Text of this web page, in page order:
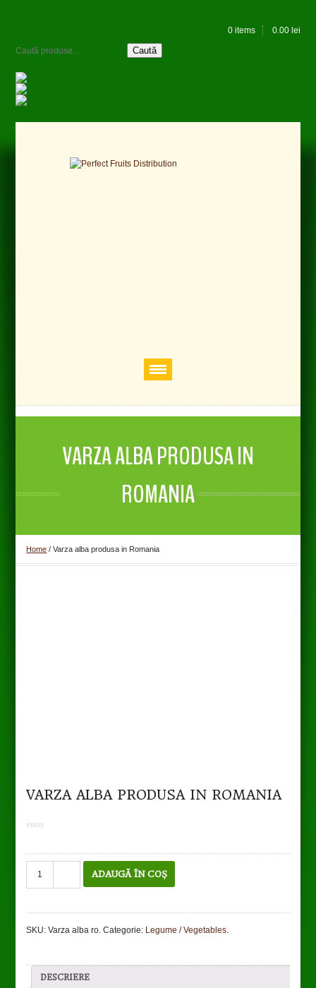
0 items 0.00 lei
Caută
VARZA ALBA PRODUSA IN
ROMANIA
Home /Varza alba produsa in Romania
VARZA ALBA PRODUSA IN ROMANIA
of
5
Varza
Romania
ADAUGĂ ÎN COȘ
SKU:Varza alba ro. Categorie: Legume / Vegetables.
DESCRIERE